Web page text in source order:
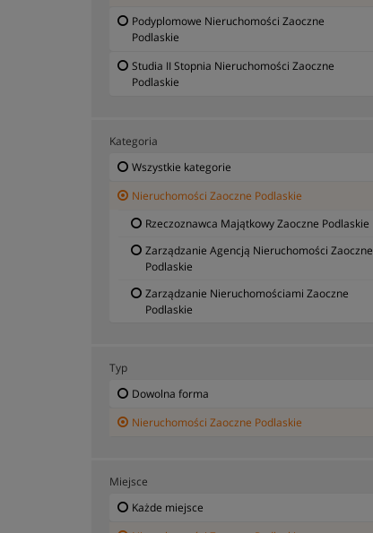
Podyplomowe Nieruchomości Zaoczne
Podlaskie
Studia II Stopnia Nieruchomości Zaoczne
Podlaskie
Kategoria
Wszystkie kategorie
Nieruchomości Zaoczne Podlaskie
Rzeczoznawca Majątkowy Zaoczne Podlaskie
Zarządzanie Agencją Nieruchomości Zaoczne
Podlaskie
Zarządzanie Nieruchomościami Zaoczne
Podlaskie
Typ
Dowolna forma
Nieruchomości Zaoczne Podlaskie
Miejsce
Każde miejsce